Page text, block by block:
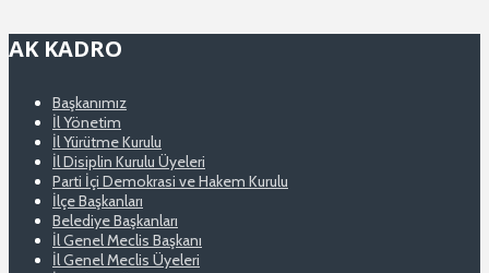
AK KADRO
Başkanımız
İl Yönetim
İl Yürütme Kurulu
İl Disiplin Kurulu Üyeleri
Parti İçi Demokrasi ve Hakem Kurulu
İlçe Başkanları
Belediye Başkanları
İl Genel Meclis Başkanı
İl Genel Meclis Üyeleri